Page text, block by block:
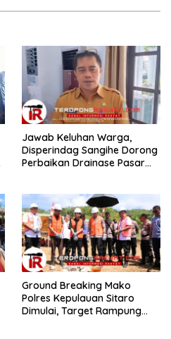
Jawab Keluhan Warga,
Disperindag Sangihe Dorong
Perbaikan Drainase Pasar
Ground Breaking Mako
Polres Kepulauan Sitaro
Dimulai, Target Rampung